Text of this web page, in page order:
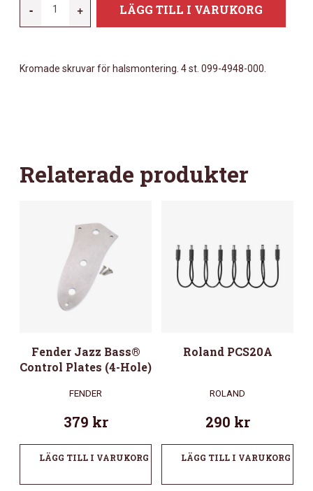
-
(4)
+ LÄGG TILL I VARUKORG
Kromade skruvar för halsmontering. 4 st. 099-4948-000.
Relaterade produkter
Fender Jazz Bass®
Control Plates (4-Hole)
FENDER
379 kr
LÄGG TILL I VARUKORG
Roland PCS20A
ROLAND
290 kr
LÄGG TILL I VARUKORG